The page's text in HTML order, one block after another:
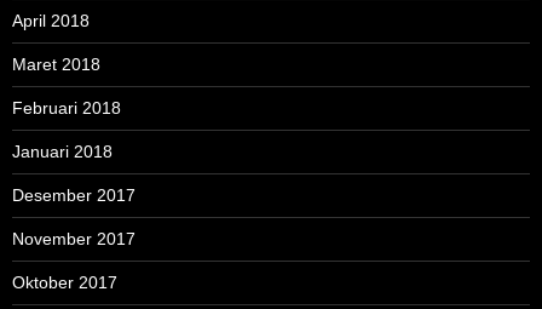
April 2018
Maret 2018
Februari 2018
Januari 2018
Desember 2017
November 2017
Oktober 2017